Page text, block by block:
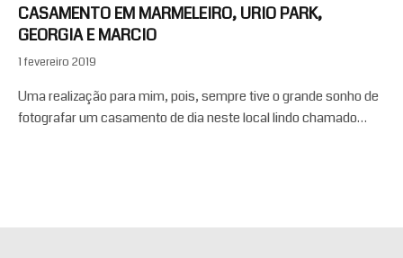
CASAMENTO EM MARMELEIRO, URIO PARK,
GEORGIA E MARCIO
1 fevereiro 2019
Uma realização para mim, pois, sempre tive o grande sonho de
fotografar um casamento de dia neste local lindo chamado…